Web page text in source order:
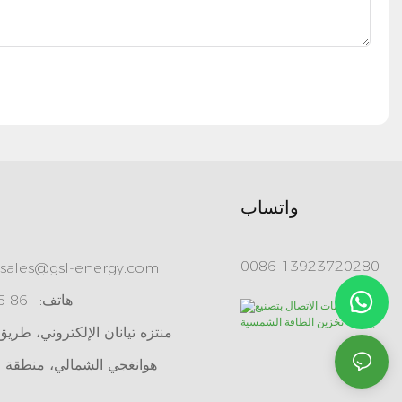
sales@gsl-energy.com
هاتف: +86 755 84515360
هوانغجي الشمالي، منطقة
واتساب
0086 13923720280